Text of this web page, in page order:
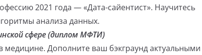
2021 года — «Дата-сайентист». Научитесь
анализа данных.
сфере (диплом МФТИ)
медицине. Дополните ваш бэкграунд актуальными